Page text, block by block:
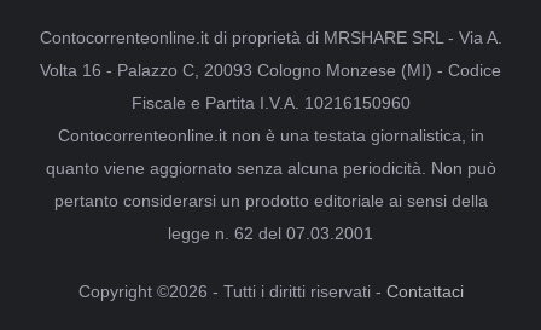
Contocorrenteonline.it di proprietà di MRSHARE SRL - Via A.
Volta 16 - Palazzo C, 20093 Cologno Monzese (MI) - Codice
Fiscale e Partita I.V.A. 10216150960
Contocorrenteonline.it non è una testata giornalistica, in
quanto viene aggiornato senza alcuna periodicità. Non può
pertanto considerarsi un prodotto editoriale ai sensi della
legge n. 62 del 07.03.2001
Copyright ©2026 - Tutti i diritti riservati - Contattaci